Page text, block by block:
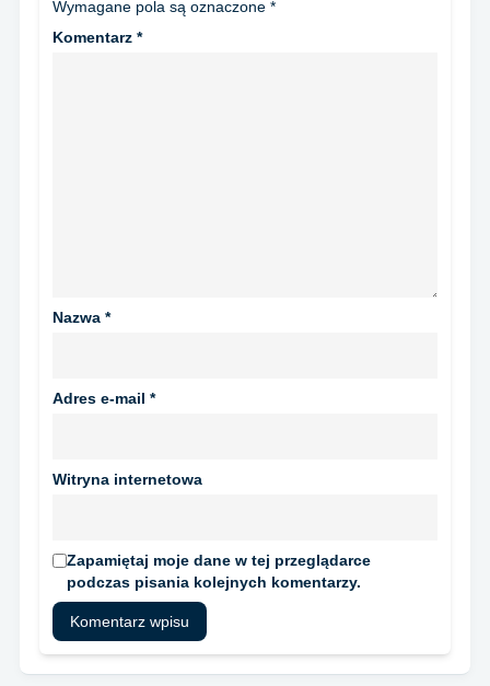
Wymagane pola są oznaczone *
Komentarz *
Nazwa *
Adres e-mail *
Witryna internetowa
Zapamiętaj moje dane w tej przeglądarce
podczas pisania kolejnych komentarzy.